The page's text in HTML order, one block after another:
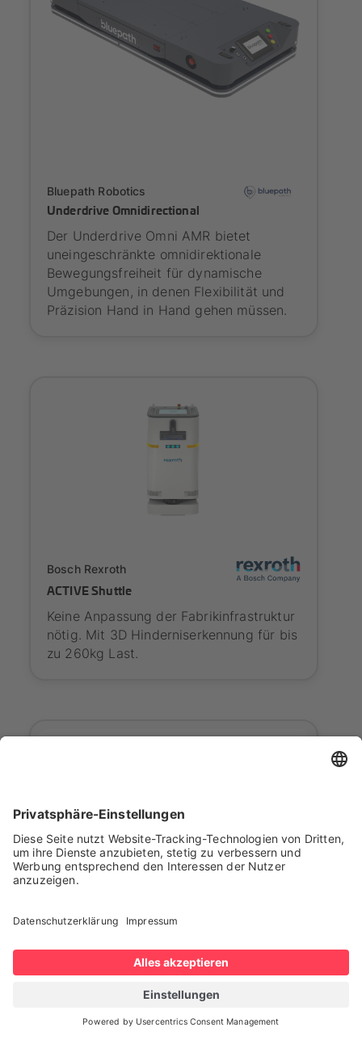
Bluepath Robotics
Underdrive Omnidirectional
Der Underdrive Omni AMR bietet
uneingeschränkte omnidirektionale
Bewegungsfreiheit für dynamische
Umgebungen, in denen Flexibilität und
Präzision Hand in Hand gehen müssen.
Bosch Rexroth
ACTIVE Shuttle
Keine Anpassung der Fabrikinfrastruktur
nötig. Mit 3D Hinderniserkennung für bis
zu 260kg Last.
Der CF1500 ist ein